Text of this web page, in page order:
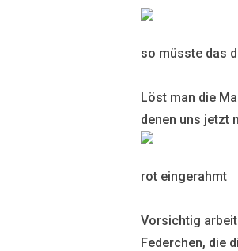
so müsste das
Löst man die
denen uns jetzt
rot eingerahmt
Vorsichtig
Federchen, die